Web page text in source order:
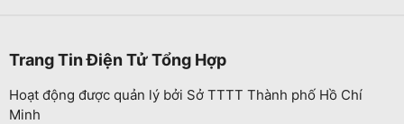
Trang Tin Điện Tử Tổng Hợp
Hoạt động được quản lý bởi Sở TTTT Thành phố Hồ Chí
Minh